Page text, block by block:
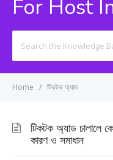
For Host
For
Home টিকটক অ্যাড
টিকটক অ্যাড চালালে
কারণ ও সমাধান